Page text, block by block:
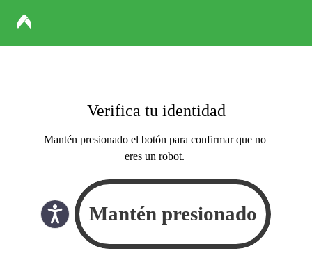
Verifica tu identidad
Mantén presionado el botón para confirmar que no
eres un robot.